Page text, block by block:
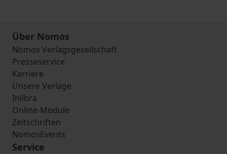
Über Nomos
Nomos Verlagsgesellschaft
Presseservice
Karriere
Unsere Verlage
Inlibra
Online-Module
Zeitschriften
NomosEvents
Service